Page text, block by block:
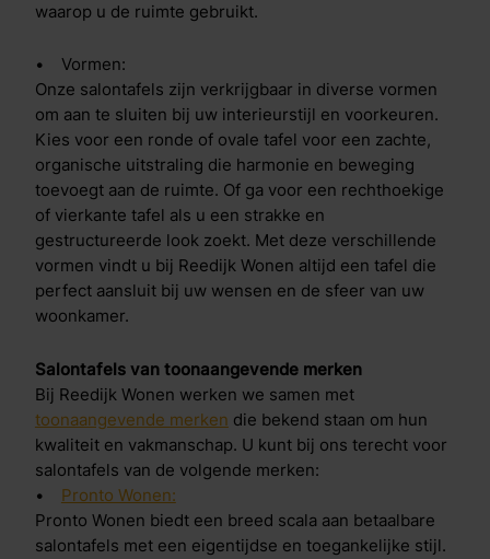
waarop u de ruimte gebruikt.
• Vormen:
Onze salontafels zijn verkrijgbaar in diverse vormen
om aan te sluiten bij uw interieurstijl en voorkeuren.
Kies voor een ronde of ovale tafel voor een zachte,
organische uitstraling die harmonie en beweging
toevoegt aan de ruimte. Of ga voor een rechthoekige
of vierkante tafel als u een strakke en
gestructureerde look zoekt. Met deze verschillende
vormen vindt u bij Reedijk Wonen altijd een tafel die
perfect aansluit bij uw wensen en de sfeer van uw
woonkamer.
Salontafels van toonaangevende merken
Bij Reedijk Wonen werken we samen met
toonaangevende merken die bekend staan om hun
kwaliteit en vakmanschap. U kunt bij ons terecht voor
salontafels van de volgende merken:
• Pronto Wonen:
Pronto Wonen biedt een breed scala aan betaalbare
salontafels met een eigentijdse en toegankelijke stijl.